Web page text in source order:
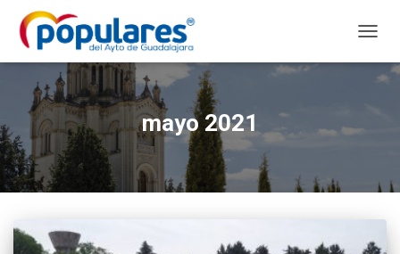
MODO
DE
mayo 2021